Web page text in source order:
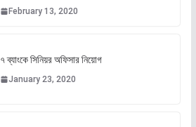
February 13, 2020
৭ ব্যাংকে সিনিয়র অফিসার নিয়োগ
January 23, 2020